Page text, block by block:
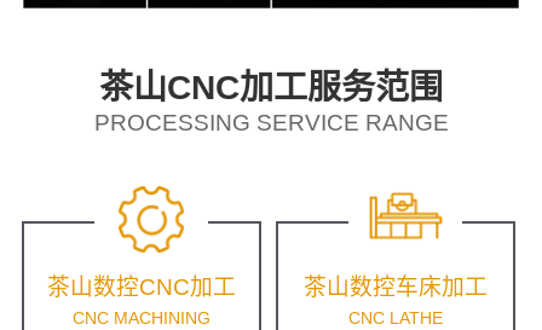
茶山CNC加工服务范围
PROCESSING SERVICE RANGE
茶山数控CNC加工
CNC MACHINING
茶山数控车床加工
CNC LATHE